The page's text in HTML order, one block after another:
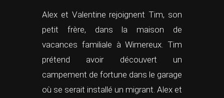
Alex et Valentine rejoignent Tim, son
petit frère, dans la maison de
vacances familiale à Wimereux. Tim
prétend avoir découvert un
campement de fortune dans le garage
où se serait installé un migrant. Alex et